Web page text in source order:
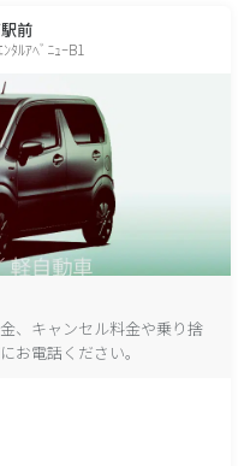
前
ﾙｱﾍﾞﾆｭｰB1
、キャンセル料金や乗り捨
お電話ください。